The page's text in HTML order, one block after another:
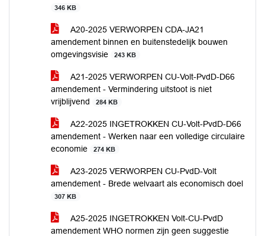
346 KB
A20-2025 VERWORPEN CDA-JA21
amendement binnen en buitenstedelijk bouwen
omgevingsvisie
243 KB
A21-2025 VERWORPEN CU-Volt-PvdD-D66
amendement - Vermindering uitstoot is niet
vrijblijvend
284 KB
A22-2025 INGETROKKEN CU-Volt-PvdD-D66
amendement - Werken naar een volledige circulaire
economie
274 KB
A23-2025 VERWORPEN CU-PvdD-Volt
amendement - Brede welvaart als economisch doel
307 KB
A25-2025 INGETROKKEN Volt-CU-PvdD
amendement WHO normen zijn geen suggestie